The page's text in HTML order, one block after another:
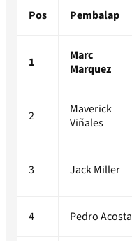
Pos Pembalap
1
Marc
Marquez
2
Maverick
Viñales
3 Jack Miller
4 Pedro Acosta